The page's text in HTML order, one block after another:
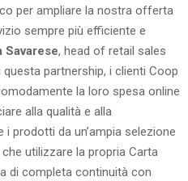
per ampliare la nostra offerta
sempre più efficiente e
Savarese, head of retail sales
questa partnership, i clienti Coop
la loro spesa online
alla qualità e alla
prodotti da un’ampia selezione
utilizzare la propria Carta
di completa continuità con